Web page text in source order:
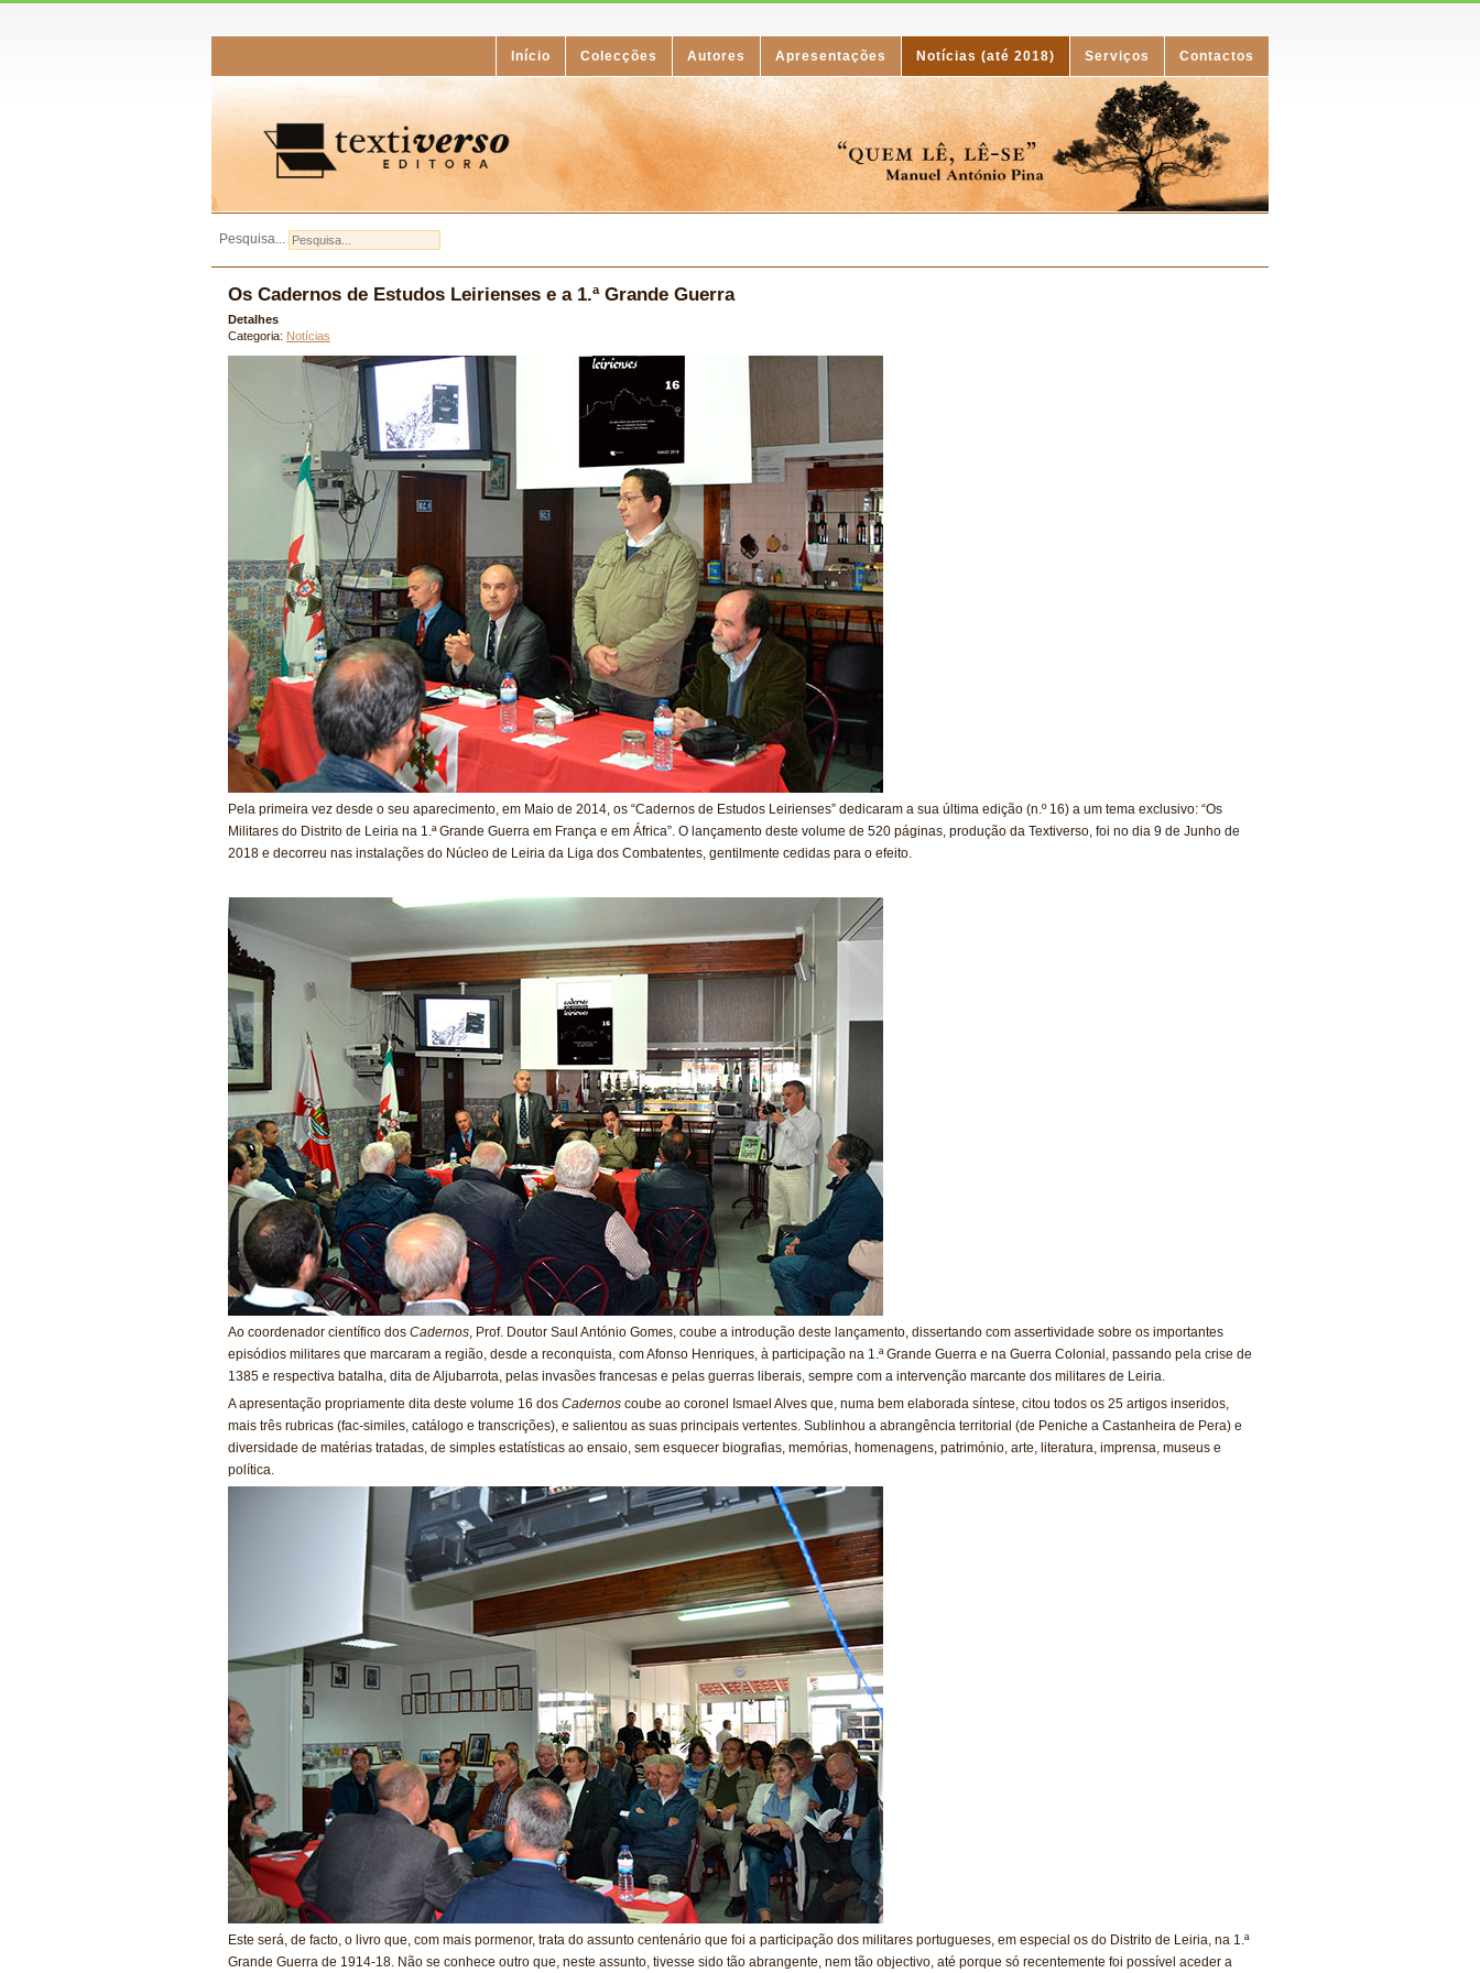
Início Colecções Autores Apresentações Notícias (até 2018) Serviços Contactos
Pesquisa...
Os Cadernos de Estudos Leirienses e a 1.ª Grande Guerra
Detalhes
Categoria: Notícias
Pela primeira vez desde o seu aparecimento, em Maio de 2014, os “Cadernos de Estudos Leirienses” dedicaram a sua última edição (n.º 16) a um tema exclusivo: “Os
Militares do Distrito de Leiria na 1.ª Grande Guerra em França e em África”. O lançamento deste volume de 520 páginas, produção da Textiverso, foi no dia 9 de Junho de
2018 e decorreu nas instalações do Núcleo de Leiria da Liga dos Combatentes, gentilmente cedidas para o efeito.
Ao coordenador científico dos Cadernos, Prof. Doutor Saul António Gomes, coube a introdução deste lançamento, dissertando com assertividade sobre os importantes
episódios militares que marcaram a região, desde a reconquista, com Afonso Henriques, à participação na 1.ª Grande Guerra e na Guerra Colonial, passando pela crise de
1385 e respectiva batalha, dita de Aljubarrota, pelas invasões francesas e pelas guerras liberais, sempre com a intervenção marcante dos militares de Leiria.
A apresentação propriamente dita deste volume 16 dos Cadernos coube ao coronel Ismael Alves que, numa bem elaborada síntese, citou todos os 25 artigos inseridos,
mais três rubricas (fac-similes, catálogo e transcrições), e salientou as suas principais vertentes. Sublinhou a abrangência territorial (de Peniche a Castanheira de Pera) e
diversidade de matérias tratadas, de simples estatísticas ao ensaio, sem esquecer biografias, memórias, homenagens, património, arte, literatura, imprensa, museus e
política.
Este será, de facto, o livro que, com mais pormenor, trata do assunto centenário que foi a participação dos militares portugueses, em especial os do Distrito de Leiria, na 1.ª
Grande Guerra de 1914-18. Não se conhece outro que, neste assunto, tivesse sido tão abrangente, nem tão objectivo, até porque só recentemente foi possível aceder a